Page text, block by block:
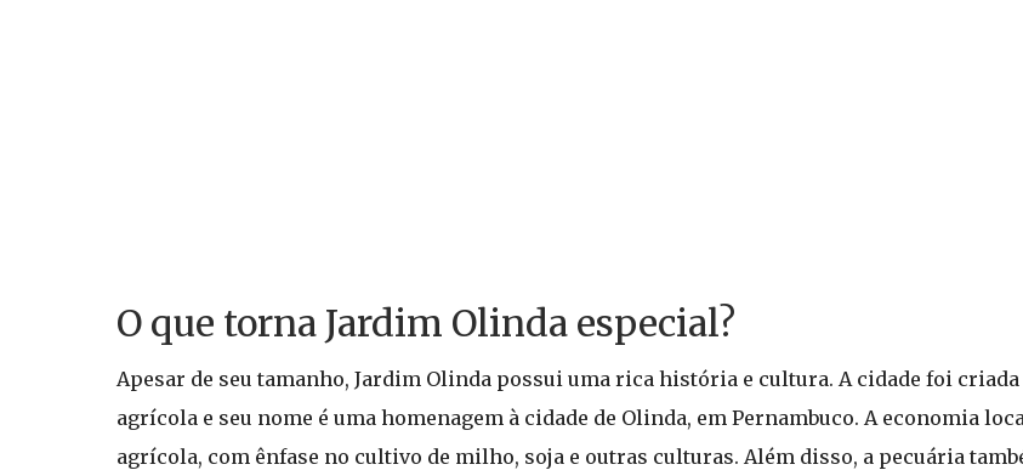
O que torna Jardim Olinda especial?
Apesar de seu tamanho, Jardim Olinda possui uma rica história e cultura. A cidade foi
agrícola e seu nome é uma homenagem à cidade de Olinda, em Pernambuco. A economia
agrícola, com ênfase no cultivo de milho, soja e outras culturas. Além disso, a pecuária